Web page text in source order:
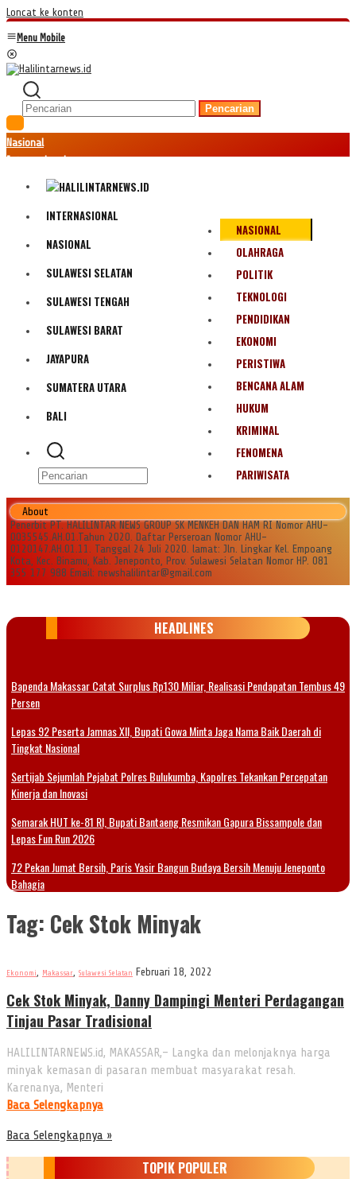
Loncat ke konten
Menu Mobile
Pencarian
Nasional
Internasional
Politik
Olahraga
Bencana Alam
INTERNASIONAL
NASIONAL
SULAWESI SELATAN
SULAWESI TENGAH
SULAWESI BARAT
JAYAPURA
SUMATERA UTARA
BALI
NASIONAL
OLAHRAGA
POLITIK
TEKNOLOGI
PENDIDIKAN
EKONOMI
PERISTIWA
BENCANA ALAM
HUKUM
KRIMINAL
FENOMENA
PARIWISATA
About
Penerbit PT. HALILINTAR NEWS GROUP SK MENKEH DAN HAM RI Nomor AHU-
0035545.AH.01.Tahun 2020. Daftar Perseroan Nomor AHU-
0120147.AH.01.11. Tanggal 24 Juli 2020. lamat: Jln. Lingkar Kel. Empoang
Kota, Kec. Binamu, Kab. Jeneponto, Prov. Sulawesi Selatan Nomor HP. 081
355 177 988 Email: newshalilintar@gmail.com
HEADLINES
Bapenda Makassar Catat Surplus Rp130 Miliar, Realisasi Pendapatan Tembus 49
Persen
Lepas 92 Peserta Jamnas XII, Bupati Gowa Minta Jaga Nama Baik Daerah di
Tingkat Nasional
Sertijab Sejumlah Pejabat Polres Bulukumba, Kapolres Tekankan Percepatan
Kinerja dan Inovasi
Semarak HUT ke-81 RI, Bupati Bantaeng Resmikan Gapura Bissampole dan
Lepas Fun Run 2026
72 Pekan Jumat Bersih, Paris Yasir Bangun Budaya Bersih Menuju Jeneponto
Bahagia
Tag: Cek Stok Minyak
Ekonomi, Makassar, Sulawesi Selatan Februari 18, 2022
Cek Stok Minyak, Danny Dampingi Menteri Perdagangan
Tinjau Pasar Tradisional
HALILINTARNEWS.id, MAKASSAR,– Langka dan melonjaknya harga
minyak kemasan di pasaran membuat masyarakat resah.
Karenanya, Menteri
Baca Selengkapnya
Baca Selengkapnya »
TOPIK POPULER